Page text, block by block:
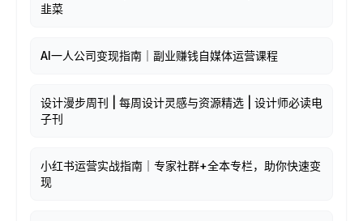
韭菜
AI一人公司变现指南｜副业赚钱自媒体运营课程
设计漫步周刊 | 每周设计灵感与资源精选 | 设计师必读电
子刊
小红书运营实战指南｜专家社群+全本专栏，助你快速变
现